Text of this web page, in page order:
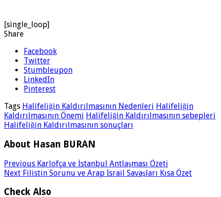
[single_loop]
Share
Facebook
Twitter
Stumbleupon
LinkedIn
Pinterest
Tags Halifeliğin Kaldırılmasının Nedenleri Halifeliğin
Kaldırılmasının Önemi Halifeliğin Kaldırılmasının sebepleri
Halifeliğin Kaldırılmasının sonuçları
About Hasan BURAN
Previous Karlofça ve İstanbul Antlaşması Özeti
Next Filistin Sorunu ve Arap İsrail Savaşları Kısa Özet
Check Also